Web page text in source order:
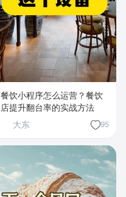
餐饮小程序怎么运营？餐饮
店提升翻台率的实战方法
大东
95